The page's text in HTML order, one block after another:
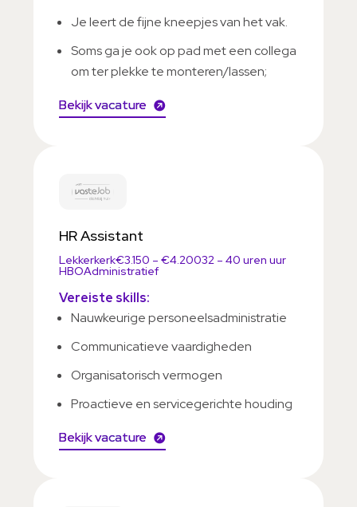
Je leert de fijne kneepjes van het vak.
Soms ga je ook op pad met een collega
om ter plekke te monteren/lassen;
Bekijk vacature
HR Assistant
Lekkerkerk€3.150 – €4.20032 – 40 uren uur
HBOAdministratief
Vereiste skills:
Nauwkeurige personeelsadministratie
Communicatieve vaardigheden
Organisatorisch vermogen
Proactieve en servicegerichte houding
Bekijk vacature